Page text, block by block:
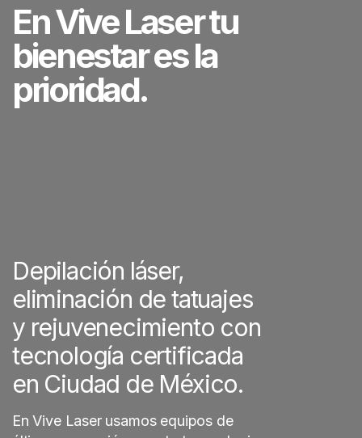
En Vive Laser tu
bienestar es la
prioridad.
Depilación láser,
eliminación de tatuajes
y rejuvenecimiento con
tecnología certificada
en Ciudad de México.
En Vive Laser usamos equipos de